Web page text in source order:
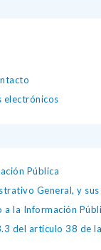
electrónicos
Pública
General, y
a la Información
del artículo 38 de